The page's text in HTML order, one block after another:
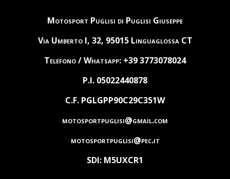
Motosport Puglisi di Puglisi Giuseppe
Via Umberto I, 32, 95015 Linguaglossa CT
Telefono / Whatsapp: +39 3773078024
P.I. 05022440878
C.F. PGLGPP90C29C351W
motosportpuglisi@gmail.com
motosportpuglisi@pec.it
SDI: M5UXCR1